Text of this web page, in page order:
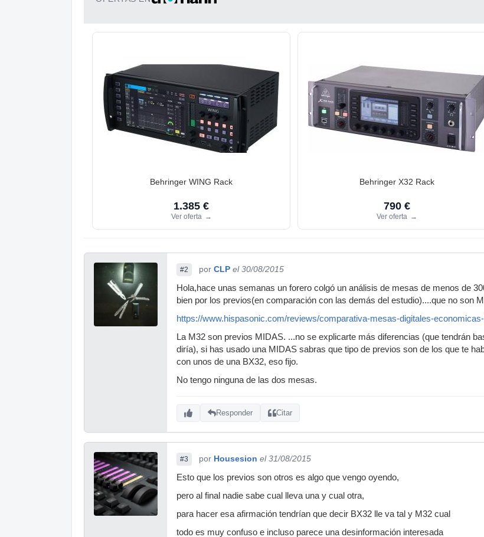
Behringer WING Rack
1.385 €
Ver oferta →
Behringer X32 Rack
790 €
Ver oferta →
#2 por CLP el 30/08/2015
Hola,hace unas semanas un forero colgó un análisis de mesas de menos de
bien por los previos(en comparación con las demás del estudio)....que no son
https://www.hispasonic.com/reviews/comparativa-mesas-digitales-
La M32 son previos MIDAS. ...no se explicarte más diferencias (que tendrán
diría), si has usado una MIDAS sabras que tipo de previos son de los que te
con unos de una BX32, eso fijo.
No tengo ninguna de las dos mesas.
Responder Citar
#3 por Housesion el 31/08/2015
Esto que los previos son otros es algo que vengo oyendo,
pero al final nadie sabe cual lleva una y cual otra,
para hacer esa afirmación tendrían que decir BX32 lle va tal y M32 cual
todo es muy confuso e incluso parece una desinformación interesada